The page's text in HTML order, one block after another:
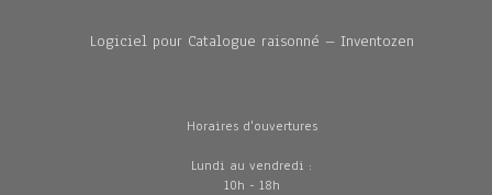
Logiciel pour Catalogue raisonné – Inventozen
Horaires d'ouvertures
Lundi au vendredi :
10h - 18h